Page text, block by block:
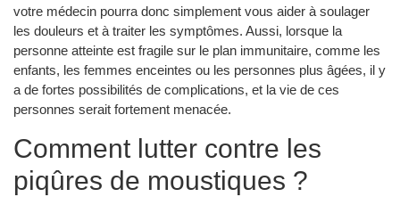
votre médecin pourra donc simplement vous aider à soulager
les douleurs et à traiter les symptômes. Aussi, lorsque la
personne atteinte est fragile sur le plan immunitaire, comme les
enfants, les femmes enceintes ou les personnes plus âgées, il y
a de fortes possibilités de complications, et la vie de ces
personnes serait fortement menacée.
Comment lutter contre les
piqûres de moustiques ?